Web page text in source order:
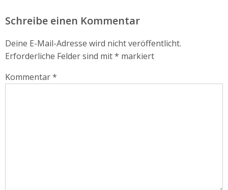
Schreibe einen Kommentar
Deine E-Mail-Adresse wird nicht veröffentlicht.
Erforderliche Felder sind mit* markiert
Kommentar*